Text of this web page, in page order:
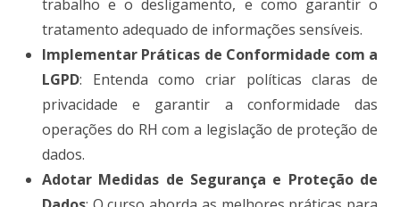
trabalho e o desligamento, e como garantir o
tratamento adequado de informações sensíveis​.
Implementar Práticas de Conformidade com a
LGPD: Entenda como criar políticas claras de
privacidade e garantir a conformidade das
operações do RH com a legislação de proteção de
dados​.
Adotar Medidas de Segurança e Proteção de